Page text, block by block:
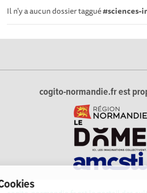
Cookies
Il n'y a aucun dossier taggué#sciences-
cogito-normandie.fr est